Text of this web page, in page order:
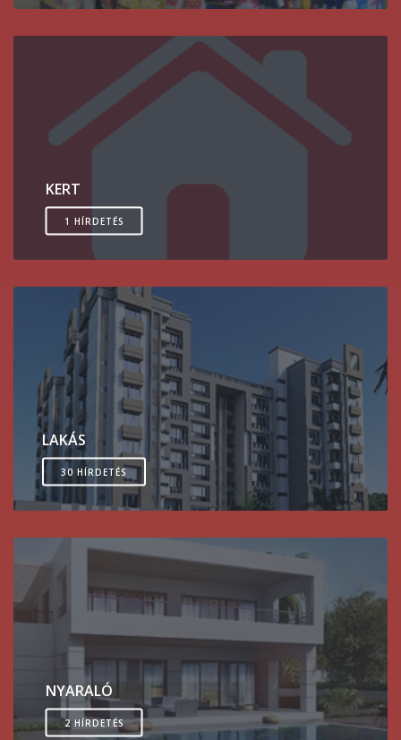
KERT
1 HÍRDETÉS
LAKÁS
30 HÍRDETÉS
NYARALÓ
2 HÍRDETÉS